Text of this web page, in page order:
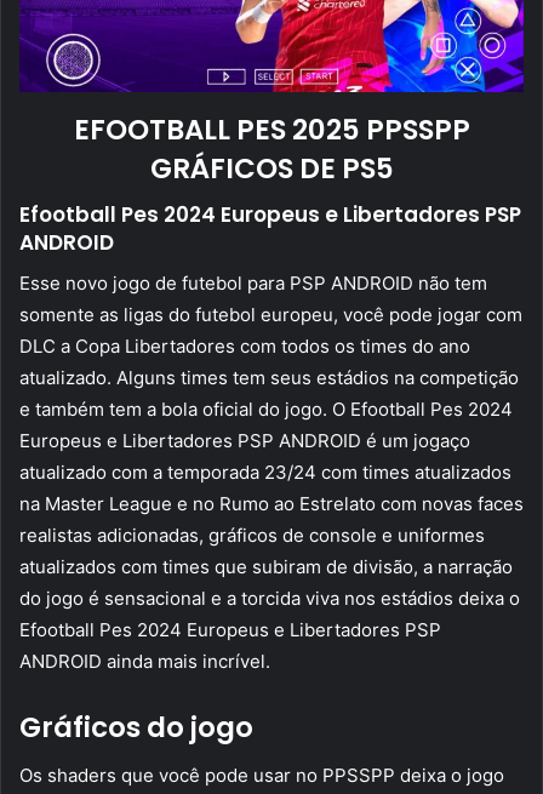
EFOOTBALL PES 2025 PPSSPP
GRÁFICOS DE PS5
Efootball Pes 2024 Europeus e Libertadores PSP
ANDROID
Esse novo jogo de futebol para PSP ANDROID não tem
somente as ligas do futebol europeu, você pode jogar com
DLC a Copa Libertadores com todos os times do ano
atualizado. Alguns times tem seus estádios na competição
e também tem a bola oficial do jogo. O Efootball Pes 2024
Europeus e Libertadores PSP ANDROID é um jogaço
atualizado com a temporada 23/24 com times atualizados
na Master League e no Rumo ao Estrelato com novas faces
realistas adicionadas, gráficos de console e uniformes
atualizados com times que subiram de divisão, a narração
do jogo é sensacional e a torcida viva nos estádios deixa o
Efootball Pes 2024 Europeus e Libertadores PSP
ANDROID ainda mais incrível.
Gráficos do jogo
Os shaders que você pode usar no PPSSPP deixa o jogo